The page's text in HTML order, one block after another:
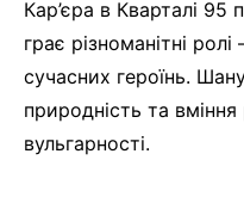
Кар’єра в Кварталі 95
грає різноманітні
сучасних героїнь.
природність та
вульгарності.